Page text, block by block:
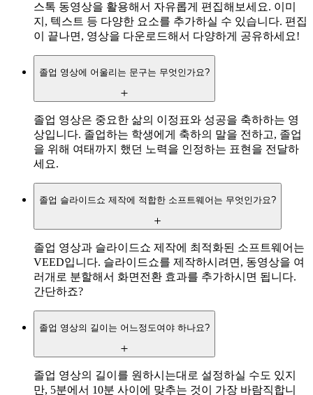
스톡 동영상을 활용해서 자유롭게 편집해보세요. 이미
지, 텍스트 등 다양한 요소를 추가하실 수 있습니다. 편집
이 끝나면, 영상을 다운로드해서 다양하게 공유하세요!
졸업 영상에 어울리는 문구는 무엇인가요?
졸업 영상은 중요한 삶의 이정표와 성공을 축하하는 영
상입니다. 졸업하는 학생에게 축하의 말을 전하고, 졸업
을 위해 여태까지 했던 노력을 인정하는 표현을 전달하
세요.
졸업 슬라이드쇼 제작에 적합한 소프트웨어는 무엇인가요?
졸업 영상과 슬라이드쇼 제작에 최적화된 소프트웨어는
VEED입니다. 슬라이드쇼를 제작하시려면, 동영상을 여
러개로 분할해서 화면전환 효과를 추가하시면 됩니다.
간단하죠?
졸업 영상의 길이는 어느정도여야 하나요?
졸업 영상의 길이를 원하시는대로 설정하실 수도 있지
만, 5분에서 10분 사이에 맞추는 것이 가장 바람직합니